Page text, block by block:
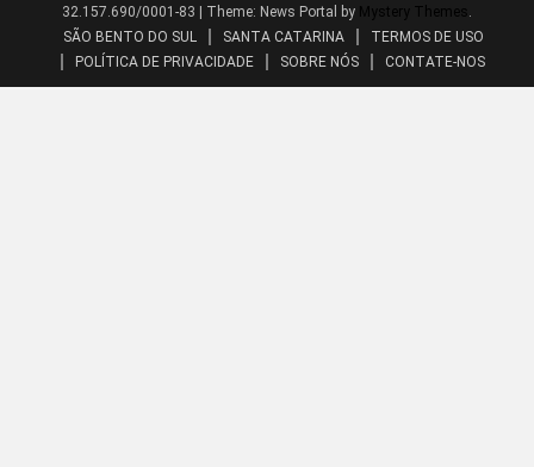
32.157.690/0001-83
Theme: News Portal by Mystery Themes .
SÃO BENTO DO SUL
SANTA CATARINA
TERMOS DE USO
POLÍTICA DE PRIVACIDADE
SOBRE NÓS CONTATE-NOS